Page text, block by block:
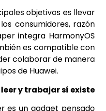
objetivos es llevar
consumidores, razón
integra HarmonyOS
es compatible con
colaborar de manera
de Huawei.
y trabajar sí existe
es un gadget pensado